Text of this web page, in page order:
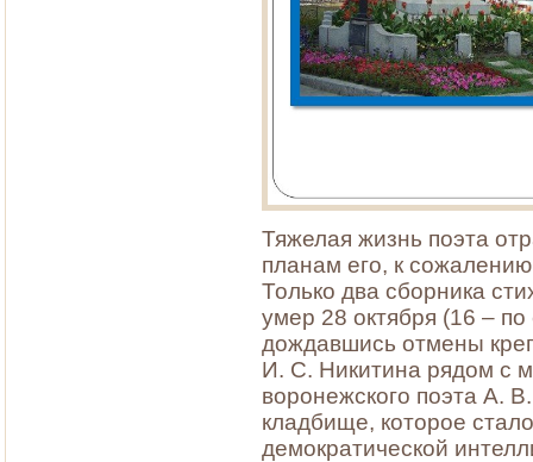
Тяжелая жизнь поэта
планам его, к
Только два сборника
умер 28 октября (16 –
дождавшись отмены
И. С. Никитина рядом с
воронежского поэта А.
кладбище, которое
демократической